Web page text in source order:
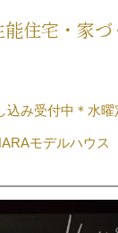
能住宅・家
込み受付中＊水曜
モデルハウス